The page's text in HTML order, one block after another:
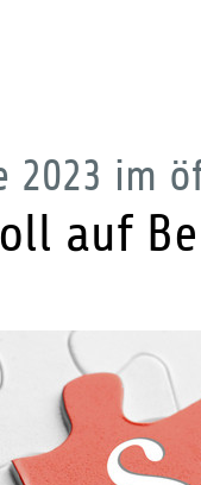
2023 im
auf